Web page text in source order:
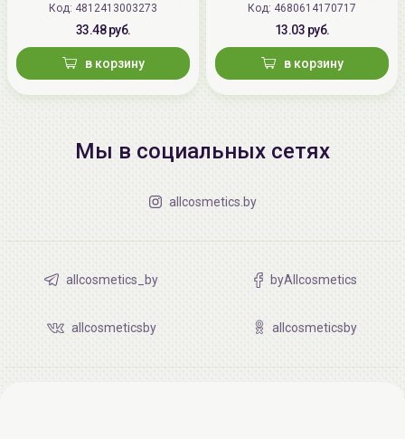
Код: 4812413003273
33.48 руб.
в корзину
Код: 4680614170717
13.03 руб.
в корзину
Мы в социальных сетях
allcosmetics.by
allcosmetics_by byAllcosmetics
allcosmeticsby allcosmeticsby